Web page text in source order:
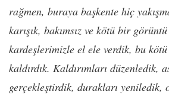
rağmen, buraya başkente hiç
karışık, bakımsız ve kötü bir
kardeşlerimizle el ele verdik, bu
kaldırdık. Kaldırımları düzenledik,
gerçekleştirdik, durakları yeniledik,